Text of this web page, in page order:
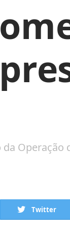
Operação
Twitter